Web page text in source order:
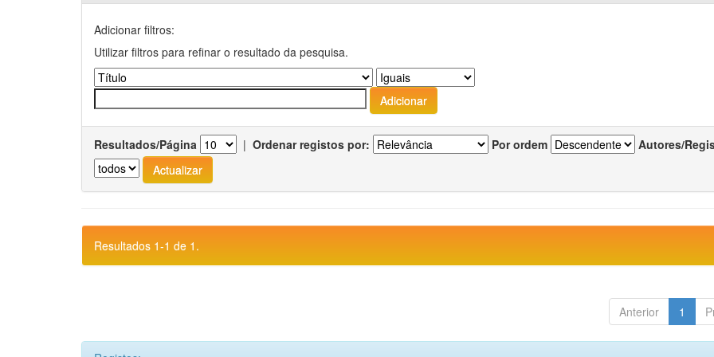
Adicionar filtros:
Utilizar filtros para refinar o resultado da pesquisa.
Resultados/Página | Ordenar registos por: Por ordem Autores/
Resultados 1-1 de 1.
Anterior 1